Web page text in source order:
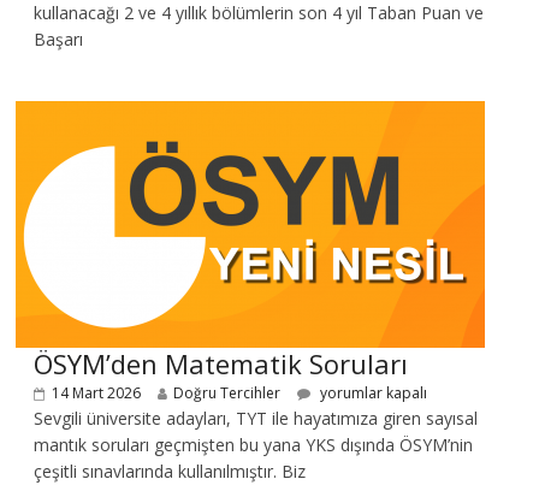
kullanacağı 2 ve 4 yıllık bölümlerin son 4 yıl Taban Puan ve
Başarı
ÖSYM’den Matematik Soruları
14 Mart 2026 Doğru Tercihler yorumlar kapalı
Sevgili üniversite adayları, TYT ile hayatımıza giren sayısal
mantık soruları geçmişten bu yana YKS dışında ÖSYM’nin
çeşitli sınavlarında kullanılmıştır. Biz